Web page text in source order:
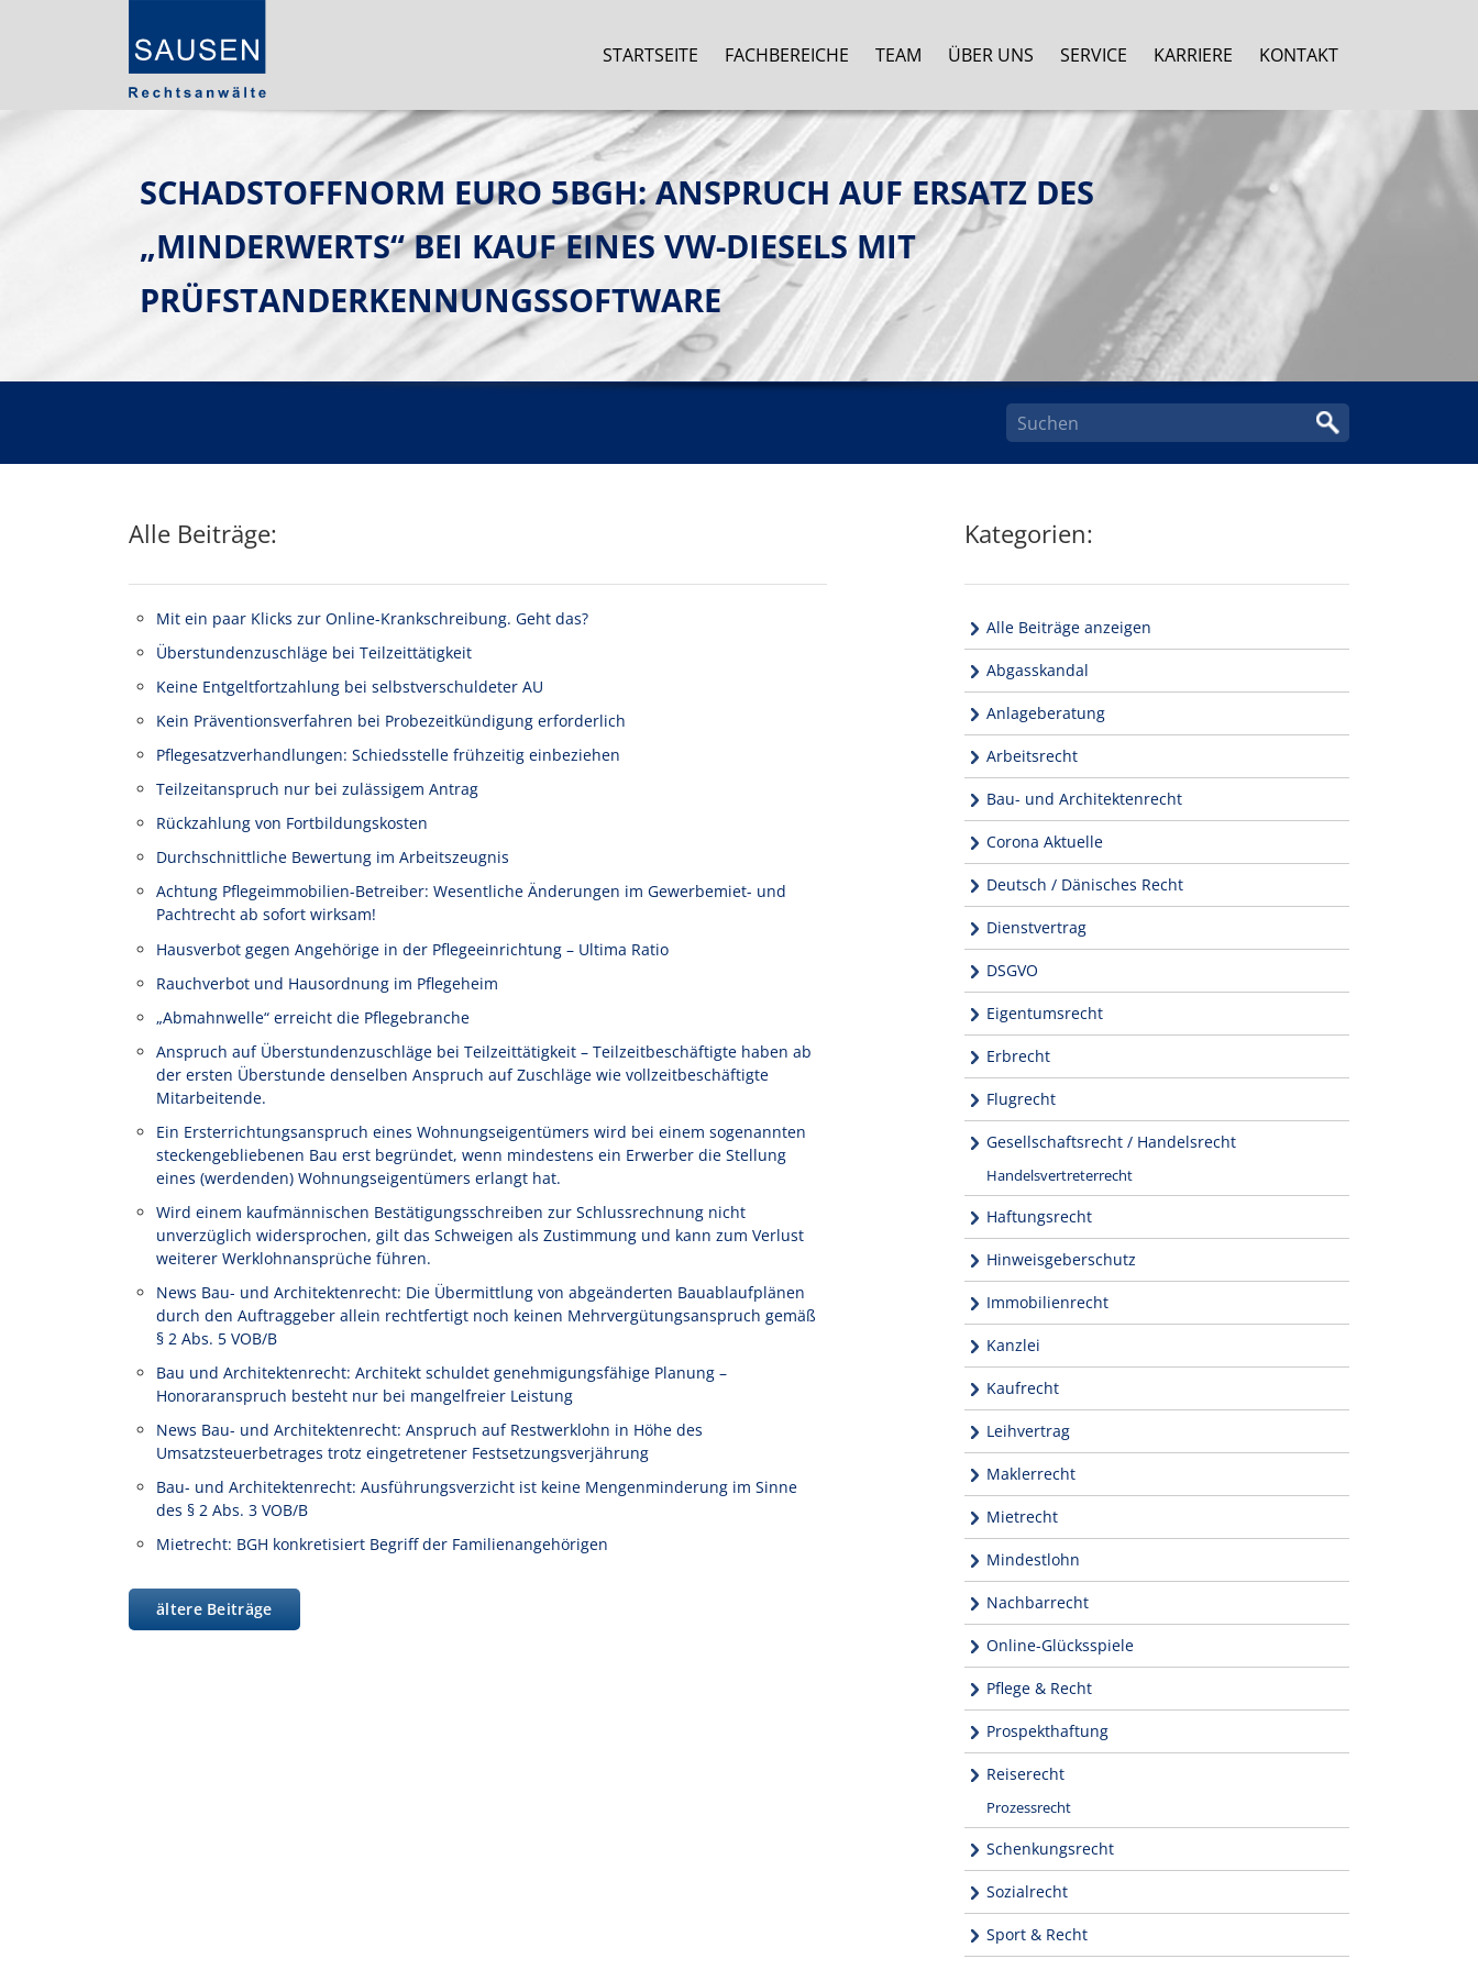
STARTSEITE FACHBEREICHE TEAM ÜBER UNS SERVICE KARRIERE KONTAKT
SCHADSTOFFNORM EURO 5BGH: ANSPRUCH AUF ERSATZ DES
„MINDERWERTS“ BEI KAUF EINES VW-DIESELS MIT
PRÜFSTANDERKENNUNGSSOFTWARE
Alle Beiträge:
Mit ein paar Klicks zur Online-Krankschreibung. Geht das?
Überstundenzuschläge bei Teilzeittätigkeit
Keine Entgeltfortzahlung bei selbstverschuldeter AU
Kein Präventionsverfahren bei Probezeitkündigung erforderlich
Pflegesatzverhandlungen: Schiedsstelle frühzeitig einbeziehen
Teilzeitanspruch nur bei zulässigem Antrag
Rückzahlung von Fortbildungskosten
Durchschnittliche Bewertung im Arbeitszeugnis
Achtung Pflegeimmobilien-Betreiber: Wesentliche Änderungen im Gewerbemiet- und
Pachtrecht ab sofort wirksam!
Hausverbot gegen Angehörige in der Pflegeeinrichtung – Ultima Ratio
Rauchverbot und Hausordnung im Pflegeheim
„Abmahnwelle“ erreicht die Pflegebranche
Anspruch auf Überstundenzuschläge bei Teilzeittätigkeit – Teilzeitbeschäftigte haben ab
der ersten Überstunde denselben Anspruch auf Zuschläge wie vollzeitbeschäftigte
Mitarbeitende.
Ein Ersterrichtungsanspruch eines Wohnungseigentümers wird bei einem sogenannten
steckengebliebenen Bau erst begründet, wenn mindestens ein Erwerber die Stellung
eines (werdenden) Wohnungseigentümers erlangt hat.
Wird einem kaufmännischen Bestätigungsschreiben zur Schlussrechnung nicht
unverzüglich widersprochen, gilt das Schweigen als Zustimmung und kann zum Verlust
weiterer Werklohnansprüche führen.
News Bau- und Architektenrecht: Die Übermittlung von abgeänderten Bauablaufplänen
durch den Auftraggeber allein rechtfertigt noch keinen Mehrvergütungsanspruch gemäß
§ 2 Abs. 5 VOB/B
Bau und Architektenrecht: Architekt schuldet genehmigungsfähige Planung –
Honoraranspruch besteht nur bei mangelfreier Leistung
News Bau- und Architektenrecht: Anspruch auf Restwerklohn in Höhe des
Umsatzsteuerbetrages trotz eingetretener Festsetzungsverjährung
Bau- und Architektenrecht: Ausführungsverzicht ist keine Mengenminderung im Sinne
des § 2 Abs. 3 VOB/B
Mietrecht: BGH konkretisiert Begriff der Familienangehörigen
ältere Beiträge
Kategorien:
Alle Beiträge anzeigen
Abgasskandal
Anlageberatung
Arbeitsrecht
Bau- und Architektenrecht
Corona Aktuelle
Deutsch / Dänisches Recht
Dienstvertrag
DSGVO
Eigentumsrecht
Erbrecht
Flugrecht
Gesellschaftsrecht / Handelsrecht
Handelsvertreterrecht
Haftungsrecht
Hinweisgeberschutz
Immobilienrecht
Kanzlei
Kaufrecht
Leihvertrag
Maklerrecht
Mietrecht
Mindestlohn
Nachbarrecht
Online-Glücksspiele
Pflege & Recht
Prospekthaftung
Reiserecht
Prozessrecht
Schenkungsrecht
Sozialrecht
Sport & Recht